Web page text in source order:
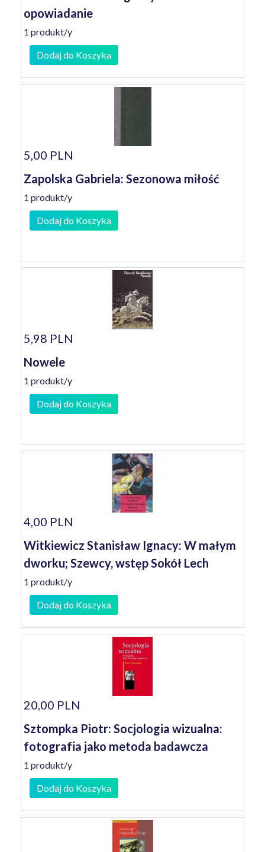
opowiadanie
1 produkt/y
Dodaj do Koszyka
5,00 PLN
Zapolska Gabriela: Sezonowa miłość
1 produkt/y
Dodaj do Koszyka
5,98 PLN
Nowele
1 produkt/y
Dodaj do Koszyka
4,00 PLN
Witkiewicz Stanisław Ignacy: W małym
dworku; Szewcy, wstęp Sokół Lech
1 produkt/y
Dodaj do Koszyka
20,00 PLN
Sztompka Piotr: Socjologia wizualna:
fotografia jako metoda badawcza
1 produkt/y
Dodaj do Koszyka